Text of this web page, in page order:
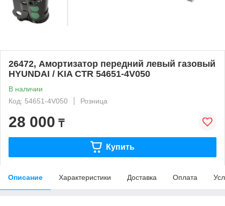
26472, Амортизатор передний левый газовый
HYUNDAI / KIA CTR 54651-4V050
В наличии
Код: 54651-4V050
Розница
28 000 ₸
Купить
Описание Характеристики Доставка Оплата